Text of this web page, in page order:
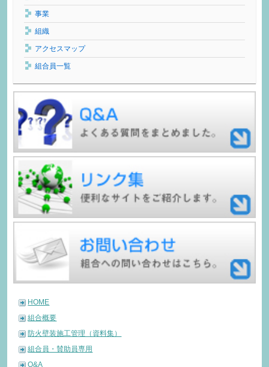
事業
組織
アクセスマップ
組合員一覧
HOME
組合概要
防火壁装施工管理（資料集）
組合員・賛助員専用
Q&A